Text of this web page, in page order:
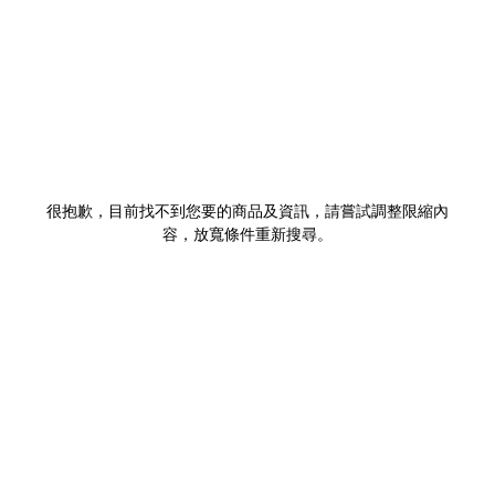
很抱歉，目前找不到您要的商品及資訊，請嘗試調整限縮內
容，放寬條件重新搜尋。